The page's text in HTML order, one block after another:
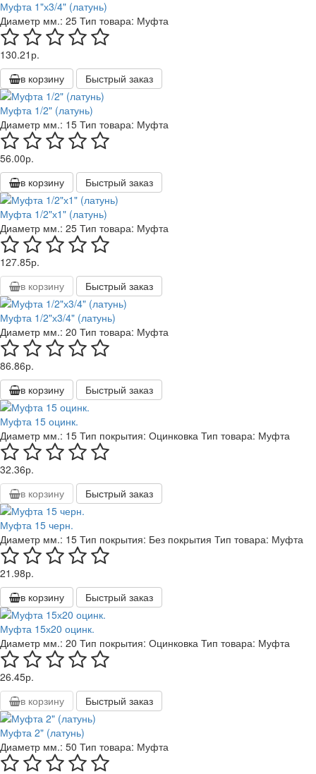
Муфта 1"х3/4" (латунь)
Диаметр мм.: 25 Тип товара: Муфта
130.21р.
в корзину
Быстрый заказ
Муфта 1/2" (латунь)
Диаметр мм.: 15 Тип товара: Муфта
56.00р.
в корзину
Быстрый заказ
Муфта 1/2"х1" (латунь)
Диаметр мм.: 25 Тип товара: Муфта
127.85р.
в корзину
Быстрый заказ
Муфта 1/2"х3/4" (латунь)
Диаметр мм.: 20 Тип товара: Муфта
86.86р.
в корзину
Быстрый заказ
Муфта 15 оцинк.
Диаметр мм.: 15 Тип покрытия: Оцинковка Тип товара: Муфта
32.36р.
в корзину
Быстрый заказ
Муфта 15 черн.
Диаметр мм.: 15 Тип покрытия: Без покрытия Тип товара: Муфта
21.98р.
в корзину
Быстрый заказ
Муфта 15х20 оцинк.
Диаметр мм.: 20 Тип покрытия: Оцинковка Тип товара: Муфта
26.45р.
в корзину
Быстрый заказ
Муфта 2" (латунь)
Диаметр мм.: 50 Тип товара: Муфта